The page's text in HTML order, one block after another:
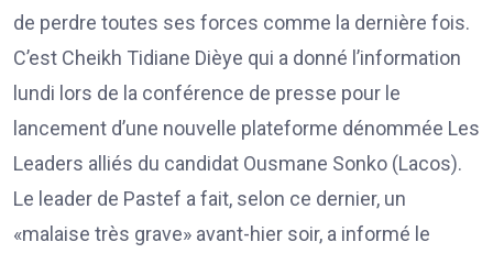
de perdre toutes ses forces comme la dernière fois.
C’est Cheikh Tidiane Dièye qui a donné l’information
lundi lors de la conférence de presse pour le
lancement d’une nouvelle plateforme dénommée Les
Leaders alliés du candidat Ousmane Sonko (Lacos).
Le leader de Pastef a fait, selon ce dernier, un
«malaise très grave» avant-hier soir, a informé le